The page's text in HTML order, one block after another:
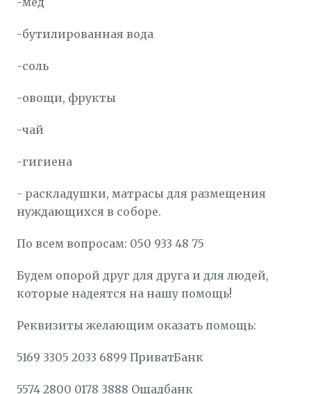
-бутилированная вода
-соль
-овощи, фрукты
-чай
-гигиена
- раскладушки, матрасы для размещения
нуждающихся в соборе.
По всем вопросам: 050 933 48 75
Будем опорой друг для друга и для людей,
которые надеятся на нашу помощь!
Реквизиты желающим оказать помощь:
5169 3305 2033 6899 ПриватБанк
5574 2800 0178 3888 Ощадбанк